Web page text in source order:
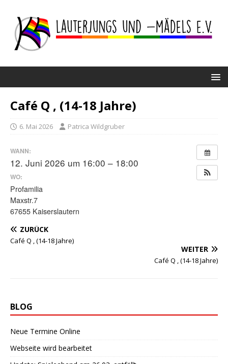
Café Q , (14-18 Jahre)
6. Mai 2026 Patrica Wildgruber
WANN:
12. Juni 2026 um 16:00 – 18:00
WO:
Profamilia
Maxstr.7
67655 Kaiserslautern
ZURÜCK
Café Q , (14-18 Jahre)
WEITER
Café Q , (14-18 Jahre)
BLOG
Neue Termine Online
Webseite wird bearbeitet